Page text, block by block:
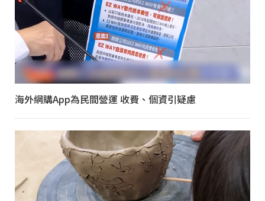
海外網購App為民間營運 收費、個資引疑慮